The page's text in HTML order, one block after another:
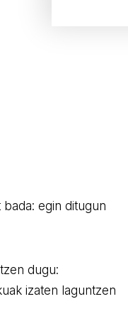
egin ditugun
dugu:
izaten laguntzen